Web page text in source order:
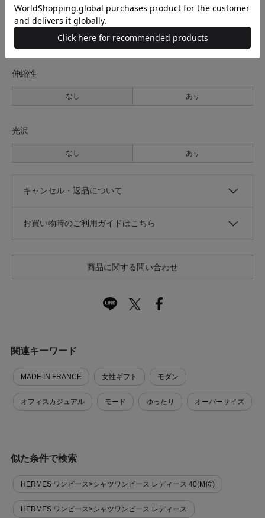
透け感
なし あり
伸縮性
なし あり
光沢
なし あり
キャンセル・返品について
お買い物時のご利用ガイドはこちら
商品に関する問い合わせ
関連キーワード
MADE IN FRANCE 女性ギフト モダン
オフィスカジュアル モード ゆったり オーバーサイズ
似た条件で検索
HERMES ワンピース>シャツワンピース レディース 40(M位)
HERMES ワンピース>シャツワンピース レディース